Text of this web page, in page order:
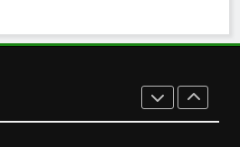
MEDIA